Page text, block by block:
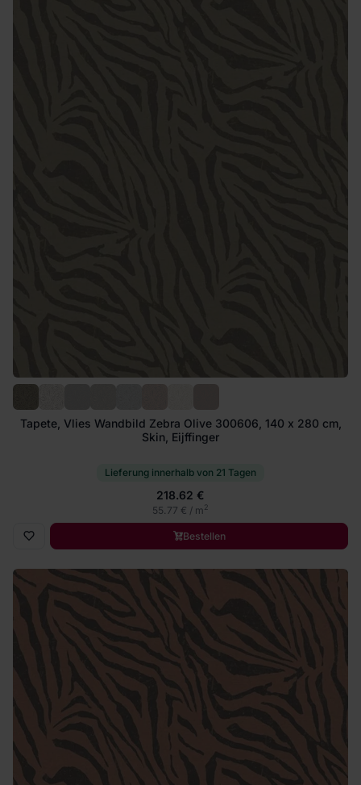
Tapete, Vlies Wandbild Zebra Olive 300606, 140 x 280 cm,
Skin, Eijffinger
Lieferung innerhalb von 21 Tagen
218.62 €
55.77 € / m2
Bestellen